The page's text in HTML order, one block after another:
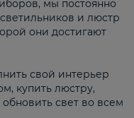
мы постоянно
и люстр
они достигают
свой интерьер
купить люстру,
свет во всем